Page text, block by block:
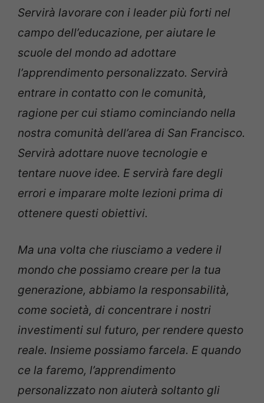
Servirà lavorare con i leader più forti nel
campo dell’educazione, per aiutare le
scuole del mondo ad adottare
l’apprendimento personalizzato. Servirà
entrare in contatto con le comunità,
ragione per cui stiamo cominciando nella
nostra comunità dell’area di San Francisco.
Servirà adottare nuove tecnologie e
tentare nuove idee. E servirà fare degli
errori e imparare molte lezioni prima di
ottenere questi obiettivi.
Ma una volta che riusciamo a vedere il
mondo che possiamo creare per la tua
generazione, abbiamo la responsabilità,
come società, di concentrare i nostri
investimenti sul futuro, per rendere questo
reale. Insieme possiamo farcela. E quando
ce la faremo, l’apprendimento
personalizzato non aiuterà soltanto gli